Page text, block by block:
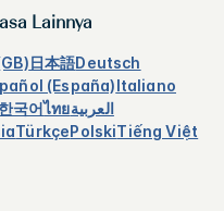
Lainnya
日本語Deutsch
(España)Italiano
한국어ไทยالعربية
TürkçePolskiTiếng Việt